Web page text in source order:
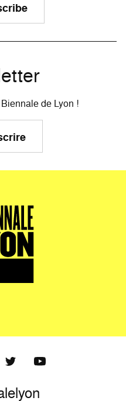
de Lyon !